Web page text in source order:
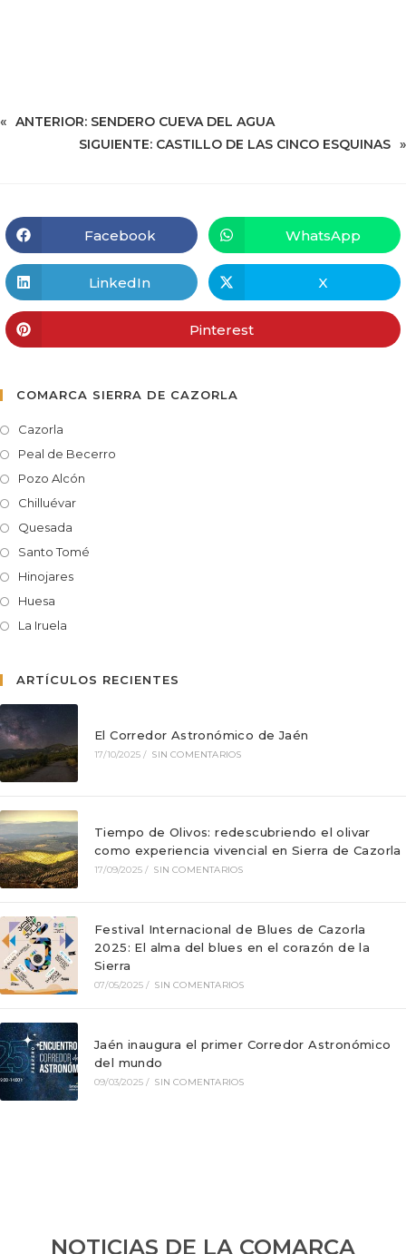
« ANTERIOR: SENDERO CUEVA DEL AGUA
SIGUIENTE: CASTILLO DE LAS CINCO ESQUINAS »
Facebook WhatsApp
LinkedIn X
Pinterest
COMARCA SIERRA DE CAZORLA
Cazorla
Peal de Becerro
Pozo Alcón
Chilluévar
Quesada
Santo Tomé
Hinojares
Huesa
La Iruela
ARTÍCULOS RECIENTES
El Corredor Astronómico de Jaén
17/10/2025 / SIN COMENTARIOS
Tiempo de Olivos: redescubriendo el olivar
como experiencia vivencial en Sierra de Cazorla
17/09/2025 / SIN COMENTARIOS
Festival Internacional de Blues de Cazorla
2025: El alma del blues en el corazón de la
Sierra
07/05/2025 / SIN COMENTARIOS
Jaén inaugura el primer Corredor Astronómico
del mundo
09/03/2025 / SIN COMENTARIOS
NOTICIAS DE LA COMARCA